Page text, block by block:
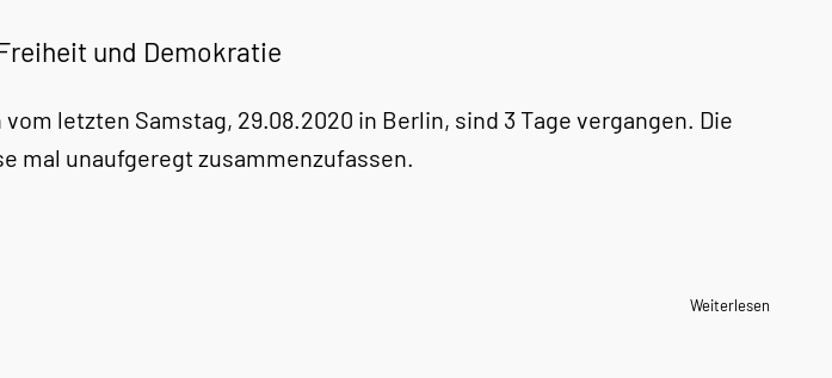
und Demokratie
letzten Samstag, 29.08.2020 in Berlin, sind 3 Tage vergangen. Die
mal unaufgeregt zusammenzufassen.
Weiterlesen